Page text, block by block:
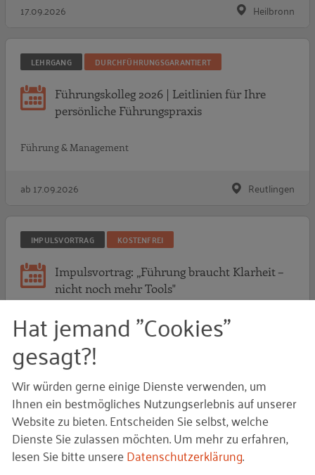
17.09.2026 Heilbronn
LEHRGANG DURCHFÜHRUNGSGARANTIERT
Führungskolleg 2026 | Leitlinien für Ihre
persönliche Führungspraxis
Führung & Management
ab 17.09.2026 Reutlingen
IMPULSVORTRAG KOSTENFREI
Impulsvortrag: „Führung braucht Klarheit –
nicht noch mehr Tools"
Führung & Management
22.09.2026
ONLINE-TRAINING HALBTAGSKURS
Grenzen setzen - auch mal Nein sagen, ohne
Schuldgefühle zu haben
Hat jemand "Cookies"
gesagt?!
Wir würden gerne einige Dienste verwenden, um
Ihnen ein bestmögliches Nutzungserlebnis auf unserer
Website zu bieten. Entscheiden Sie selbst, welche
Dienste Sie zulassen möchten.Um mehr zu erfahren,
lesen Sie bitte unsereDatenschutzerklärung.